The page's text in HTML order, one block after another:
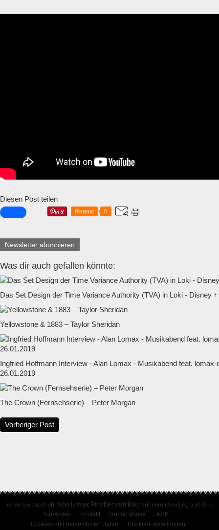
Diesen Post teilen
Repost 0
Newsletter abonnieren
Was dir auch gefallen könnte:
Das Set Design der Time Variance Authority (TVA) in Loki - Disney +
Yellowstone & 1883 – Taylor Sheridan
Ingfried Hoffmann Interview - Alan Lomax - Musikabend feat.
26.01.2019
The Crown (Fernsehserie) – Peter Morgan
Vorheriger Post
Sehen Sie das Profil Alan Lomax Rick Deckard Blog auf dem Overblog portal
Top-Artikel
Kontakt Report abuse
AGB
Cookies und persönlichen Daten
Cookie-Einstellungen